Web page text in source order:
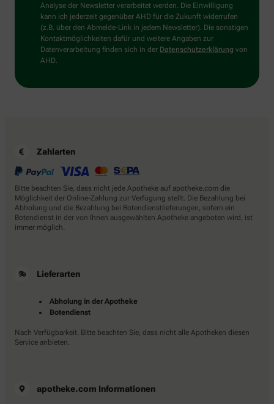
Sie
bitte
die
Flagge.
Analyse der Newsletter verarbeitet werden. Die Einwilligung
kann ich jederzeit gegenüber AHD für die Zukunft widerrufen
(z.B. über den Abmelde-Link in jedem Newsletter). Die sonstigen
Kontaktmöglichkeiten dafür und weitere Angaben zur
Datenverarbeitung finden sich in der Datenschutzerklärung von
AHD.
Zahlarten
Bitte beachten Sie, dass nicht jede Apotheke auf apotheke.com die
Möglichkeit der Online-Zahlung zur Verfügung stellt. Die Bezahlung bei
Abholung und die Bezahlung bei Botendienstlieferungen, sofern ein
Botendienst in der von Ihnen ausgewählten Apotheke angeboten wird, ist
immer möglich.
Lieferarten
Abholung in der Apotheke
Botendienst
Nach Verfügbarkeit. Bitte beachten Sie, dass nicht alle Apotheken diesen
Service anbieten.
apotheke.com Informationen